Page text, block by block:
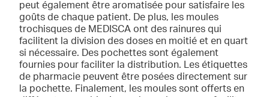
peut également être aromatisée pour satisfaire les
goûts de chaque patient. De plus, les moules
trochisques de MEDISCA ont des rainures qui
facilitent la division des doses en moitié et en quart
si nécessaire. Des pochettes sont également
fournies pour faciliter la distribution. Les étiquettes
de pharmacie peuvent être posées directement sur
la pochette. Finalement, les moules sont offerts en